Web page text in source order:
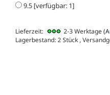
9.5 [verfügbar: 1]
Lieferzeit: 2-3 Werktage
Lagerbestand: 2 Stück ,